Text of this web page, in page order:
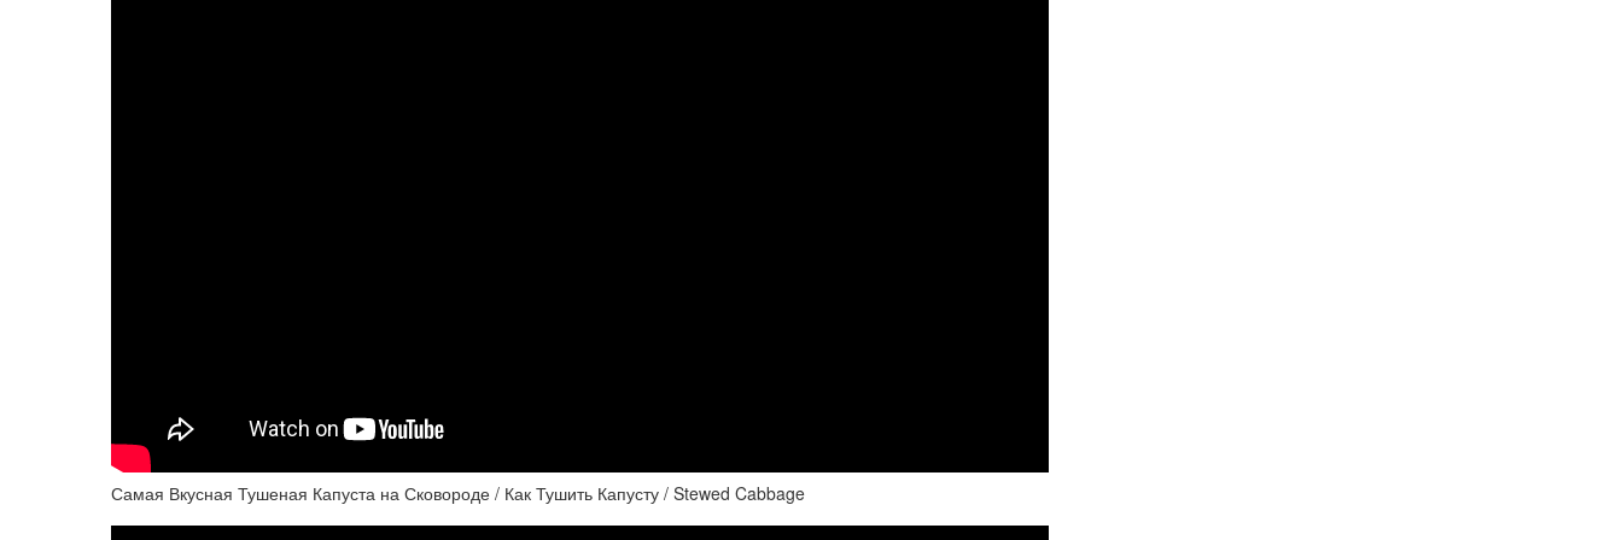
Самая Вкусная Тушеная Капуста на Сковороде / Как Тушить Капусту / Stewed Cabbage